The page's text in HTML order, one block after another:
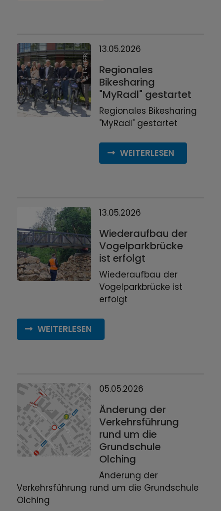
L
R
A
F
F
B
/
W.
W
e
i
s
s
13.05.2026
Regionales
Bikesharing
"MyRadl" gestartet
Regionales Bikesharing
"MyRadl" gestartet
WEITERLESEN
13.05.2026
Wiederaufbau der
Vogelparkbrücke
ist erfolgt
Wiederaufbau der
Vogelparkbrücke ist
erfolgt
WEITERLESEN
05.05.2026
Änderung der
Verkehrsführung
rund um die
Grundschule
Olching
Änderung der
Verkehrsführung rund um die Grundschule
Olching